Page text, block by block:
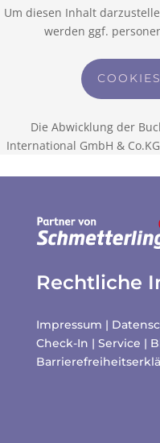
Um diesen Inhalt
werden ggf.
Die Abwicklung der
International GmbH &
Rechtliche
Impressum |
Check-In | Service |